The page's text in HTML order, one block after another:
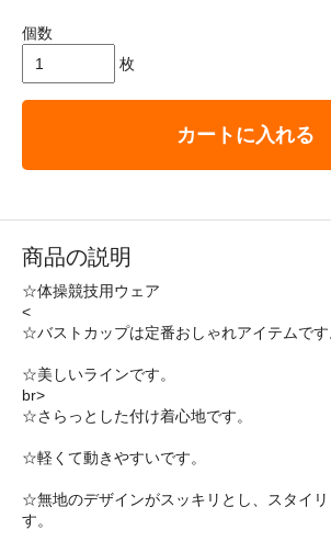
個数
枚
カートに入れる
商品の説明
☆体操競技用ウェア
<
☆バストカップは定番おしゃれアイテムです
☆美しいラインです。
br>
☆さらっとした付け着心地です。
☆軽くて動きやすいです。
☆無地のデザインがスッキリとし、スタイ
す。